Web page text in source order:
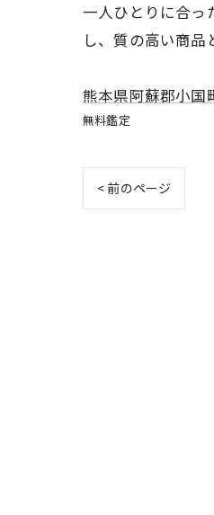
一人ひとりに合っ
し、質の高い商品
熊本県阿蘇郡小国
無料鑑定
< 前のページ